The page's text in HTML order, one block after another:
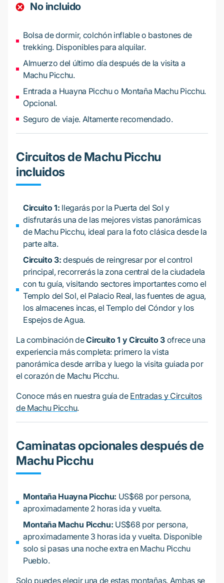
No incluido
Bolsa de dormir, colchón inflable o bastones de
trekking. Disponibles para alquilar.
Almuerzo del último día después de la visita a
Machu Picchu.
Entrada a Huayna Picchu o Montaña Machu Picchu.
Opcional.
Seguro de viaje. Altamente recomendado.
Circuitos de Machu Picchu
incluidos
Circuito 1: llegarás por la Puerta del Sol y
disfrutarás una de las mejores vistas panorámicas
de Machu Picchu, ideal para la foto clásica desde la
parte alta.
Circuito 3: después de reingresar por el control
principal, recorrerás la zona central de la ciudadela
con tu guía, visitando sectores importantes como el
Templo del Sol, el Palacio Real, las fuentes de agua,
los almacenes incas, el Templo del Cóndor y los
Espejos de Agua.
La combinación deCircuito 1 y Circuito 3ofrece una
experiencia más completa: primero la vista
panorámica desde arriba y luego la visita guiada por
el corazón de Machu Picchu.
Conoce más en nuestra guía de Entradas y Circuitos
de Machu Picchu.
Caminatas opcionales después de
Machu Picchu
Montaña Huayna Picchu: US$68 por persona,
aproximadamente 2 horas ida y vuelta.
Montaña Machu Picchu: US$68 por persona,
aproximadamente 3 horas ida y vuelta. Disponible
solo si pasas una noche extra en Machu Picchu
Pueblo.
Solo puedes elegir una de estas montañas. Ambas se